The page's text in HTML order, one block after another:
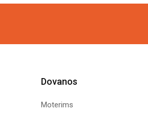
is:
Dovanos
Moterims